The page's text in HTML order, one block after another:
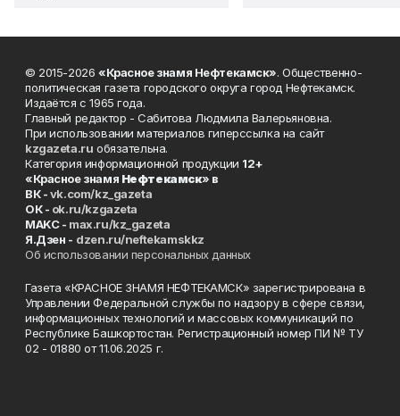
© 2015-2026 «Красное знамя Нефтекамск». Общественно-
политическая газета городского округа город Нефтекамск.
Издаётся с 1965 года.
Главный редактор - Сабитова Людмила Валерьяновна.
При использовании материалов гиперссылка на сайт
kzgazeta.ru обязательна.
Категория информационной продукции 12+
«Красное знамя Нефтекамск» в
ВК -vk.com/kz_gazeta
ОК - ok.ru/kzgazeta
MAKC - max.ru/kz_gazeta
Я.Дзен - dzen.ru/neftekamskkz
Об использовании персональных данных
Газета «КРАСНОЕ ЗНАМЯ НЕФТЕКАМСК» зарегистрирована в
Управлении Федеральной службы по надзору в сфере связи,
информационных технологий и массовых коммуникаций по
Республике Башкортостан. Регистрационный номер ПИ № ТУ
02 - 01880 от 11.06.2025 г.